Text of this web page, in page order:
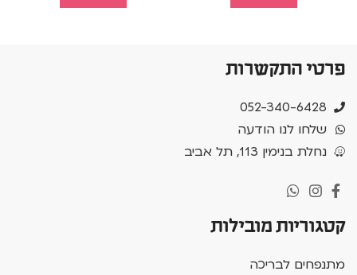
פרטי התקשרות
052-340-6428
שלחו לנו הודעה
נחלת בנימין 113, תל אביב
קטגוריות מובילות
מתנפחים לבריכה